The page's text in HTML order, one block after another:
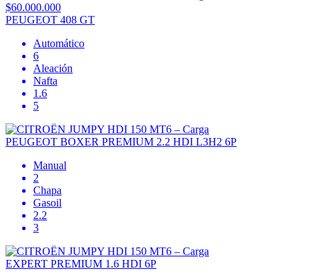
$60.000.000
PEUGEOT 408 GT
Automático
6
Aleación
Nafta
1.6
5
PEUGEOT BOXER PREMIUM 2.2 HDI L3H2 6P
Manual
2
Chapa
Gasoil
2.2
3
EXPERT PREMIUM 1.6 HDI 6P